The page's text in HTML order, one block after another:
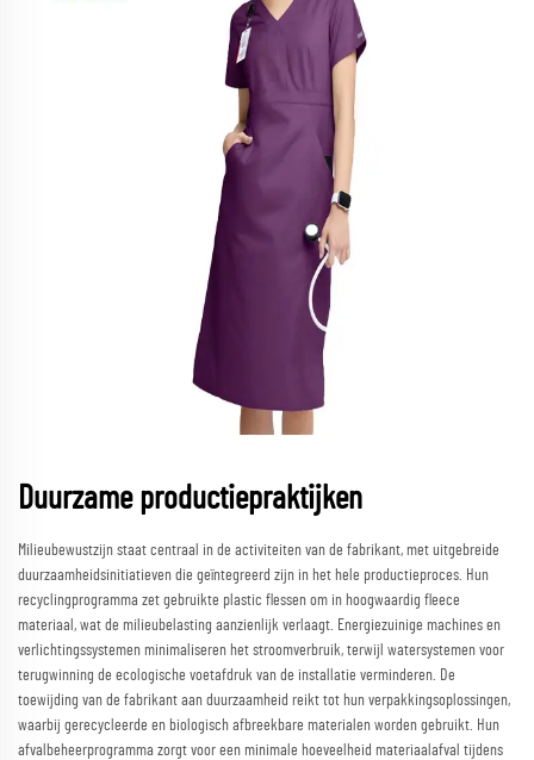
Duurzame productiepraktijken
Milieubewustzijn staat centraal in de activiteiten van de fabrikant, met uitgebreide
duurzaamheidsinitiatieven die geïntegreerd zijn in het hele productieproces. Hun
recyclingprogramma zet gebruikte plastic flessen om in hoogwaardig fleece
materiaal, wat de milieubelasting aanzienlijk verlaagt. Energiezuinige machines en
verlichtingssystemen minimaliseren het stroomverbruik, terwijl watersystemen voor
terugwinning de ecologische voetafdruk van de installatie verminderen. De
toewijding van de fabrikant aan duurzaamheid reikt tot hun verpakkingsoplossingen,
waarbij gerecycleerde en biologisch afbreekbare materialen worden gebruikt. Hun
afvalbeheerprogramma zorgt voor een minimale hoeveelheid materiaalafval tijdens